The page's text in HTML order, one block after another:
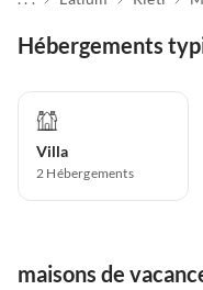
Hébergements
Villa
2 Hébergements
maisons de